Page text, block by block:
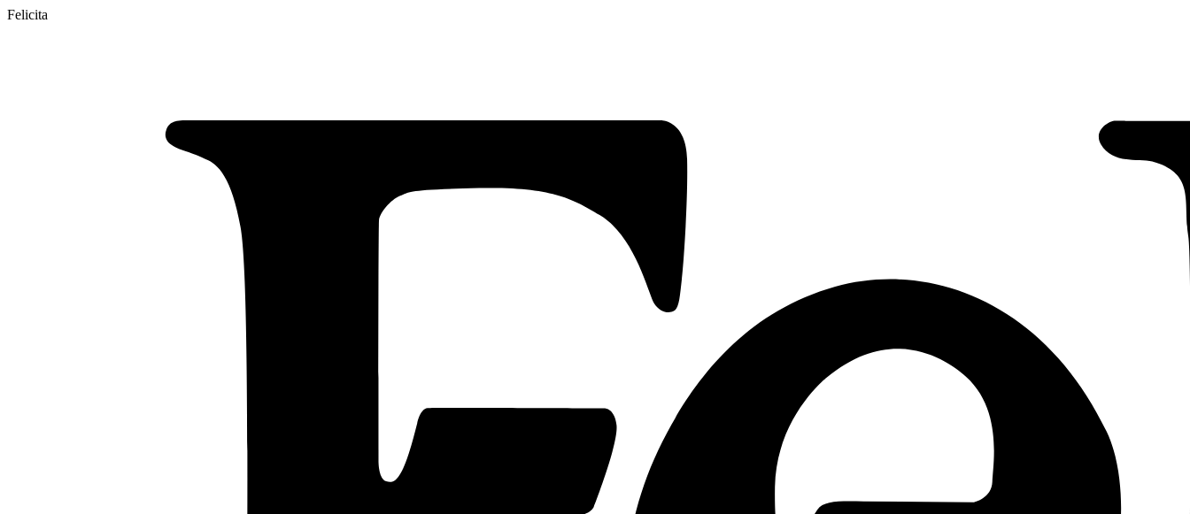
Felicita